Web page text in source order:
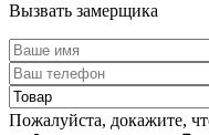
Вызвать замерщика
Пожалуйста, докажите,